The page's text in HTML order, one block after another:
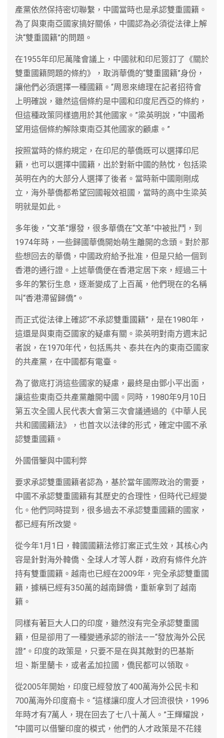
產黨依然保持密切聯繫，中國當時也是承認雙重國籍。
為了與東南亞國家搞好關係，中國認為必須從法律上解
決“雙重國籍”的問題。
在1955年印尼萬隆會議上，中國就和印尼簽訂了《關於
雙重國籍問題的條約》，取消華僑的“雙重國籍”身份，
讓他們必須選擇一種國籍。“周恩來總理在記者招待會
上明確說，雖然這個條約是中國和印度尼西亞的條約，
但這種政策同樣適用於其他國家。”梁英明說，“中國希
望用這個條約解除東南亞其他國家的顧慮。”
按照當時的條約規定，在印尼的華僑既可以選擇印尼
籍，也可以選擇中國籍，出於對新中國的熱忱，包括梁
英明在內的大部分人選擇了後者。當時新中國剛剛成
立，海外華僑都希望回國報效祖國，當時的高中生梁英
明就是如此。
多年後，“文革”爆發，很多華僑在“文革”中被批鬥，到
1974年時，一些歸國華僑開始萌生離開的念頭。對於那
些想回去的華僑，中國政府給予批准，但是只給一個到
香港的通行證。上述華僑便在香港定居下來，經過三十
多年的繁衍生息，逐漸變成了上百萬，他們現在的名稱
叫“香港滯留歸僑”。
而正式從法律上確認“不承認雙重國籍”，是在1980年，
這還是與東南亞國家的疑慮有關。梁英明對南方週末記
者說，在1970年代，包括馬共、泰共在內的東南亞國家
的共產黨，在中國都有電臺。
為了徹底打消這些國家的疑慮，最終是由鄧小平出面，
讓這些東南亞共產黨離開中國。同時，1980年9月10日
第五次全國人民代表大會第三次會議通過的《中華人民
共和國國籍法》，也首次以法律的形式，確定中國不承
認雙重國籍。
外國借鑒與中國利弊
要求承認雙重國籍者認為，基於當年國際政治的需要，
中國不承認雙重國籍有其歷史的合理性，但時代已經變
化。他們同時提到，很多過去不承認雙重國籍的國家，
都已經有所改變。
從今年1月1日，韓國國籍法修訂案正式生效，其核心內
容是針對海外韓僑、全球人才等人群，政府有條件允許
持有雙重國籍。越南也已經在2009年，完全承認雙重國
籍，據稱已經有350萬的越南歸僑，重新拿到了越南
籍。
同樣有著巨大人口的印度，雖然沒有完全承認雙重國
籍，但是卻用了一種變通承認的辦法——“發放海外公民
證”。印度的政策是，只要不是在與其敵對的巴基斯
坦、斯里蘭卡，或者孟加拉國，僑民都可以領取。
從2005年開始，印度已經發放了400萬海外公民卡和
700萬海外印度裔卡。“這樣讓印度人才回流很快，1996
年時才有7萬人，現在回去了七八十萬人。”王輝耀說，
“中國可以借鑒印度的模式，他們的人才政策是不花錢